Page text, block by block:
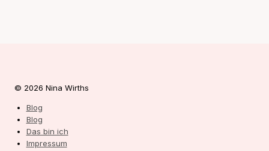
© 2026 Nina Wirths
Blog
Blog
Das bin ich
Impressum